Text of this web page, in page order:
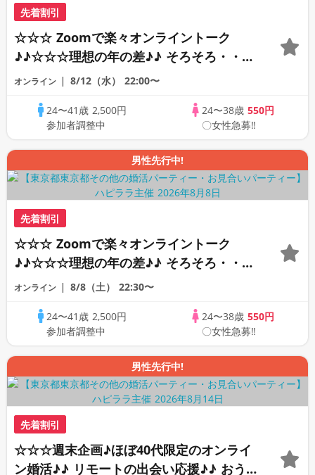
先着割引
☆☆☆ Zoomで楽々オンライントーク
♪♪☆☆☆理想の年の差♪♪ そろそろ・・・
素敵な恋人見つけたい♪ ♪☆カジュアルな
行あり♪♪
オンライン 8/12（水） 22:00〜
24〜41歳 2,500円
参加者調整中
24〜38歳 550円
〇女性急募‼
男性先行中!
先着割引
☆☆☆ Zoomで楽々オンライントーク
♪♪☆☆☆理想の年の差♪♪ そろそろ・・・
素敵な恋人見つけたい♪ ♪☆カジュアルな
行あり♪♪
オンライン 8/8（土） 22:30〜
24〜41歳 2,500円
参加者調整中
24〜38歳 550円
〇女性急募‼
男性先行中!
先着割引
☆☆☆週末企画♪ほぼ40代限定のオンライ
ン婚活♪♪ リモートの出会い応援♪♪ おう